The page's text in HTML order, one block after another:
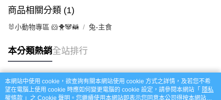
商品相關分類 (1)
🐰小動物專區 🐹🐥🐼🦝 兔-主食
本分類熱銷全站排行
熱門標籤
本網站中使用 cookie，欲查詢有關本網站使用 cookie 方式之詳情，及若您不希
望在電腦上使用 cookie 時應如何變更電腦的 cookie 設定，請參閱本網站「 隱私
權條款 」之 Cookie 聲明。您繼續使用本網站即表示您同意本公司得按本網站使